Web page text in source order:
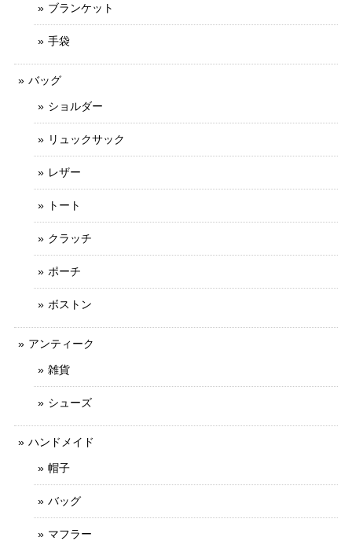
ブランケット
手袋
バッグ
ショルダー
リュックサック
レザー
トート
クラッチ
ポーチ
ボストン
アンティーク
雑貨
シューズ
ハンドメイド
帽子
バッグ
マフラー